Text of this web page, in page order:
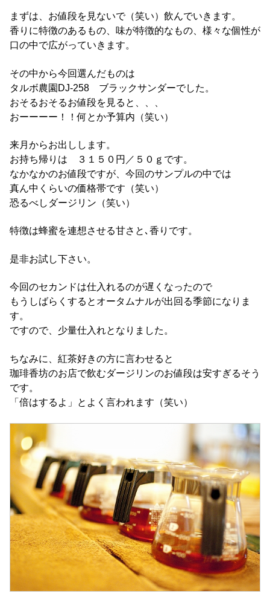
まずは、お値段を見ないで（笑い）飲んでいきます。
香りに特徴のあるもの、味が特徴的なもの、様々な個性が
口の中で広がっていきます。
その中から今回選んだものは
タルボ農園DJ-258 ブラックサンダーでした。
おそるおそるお値段を見ると、、、
おーーーー！！何とか予算内（笑い）
来月からお出しします。
お持ち帰りは ３１５０円／５０ｇです。
なかなかのお値段ですが、今回のサンプルの中では
真ん中くらいの価格帯です（笑い）
恐るべしダージリン（笑い）
特徴は蜂蜜を連想させる甘さと､香りです。
是非お試し下さい。
今回のセカンドは仕入れるのが遅くなったので
もうしばらくするとオータムナルが出回る季節になりま
す。
ですので、少量仕入れとなりました。
ちなみに、紅茶好きの方に言わせると
珈琲香坊のお店で飲むダージリンのお値段は安すぎるそう
です。
「倍はするよ」とよく言われます（笑い）